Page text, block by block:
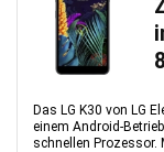
Das LG K30 von LG
einem Android-
schnellen Prozessor.